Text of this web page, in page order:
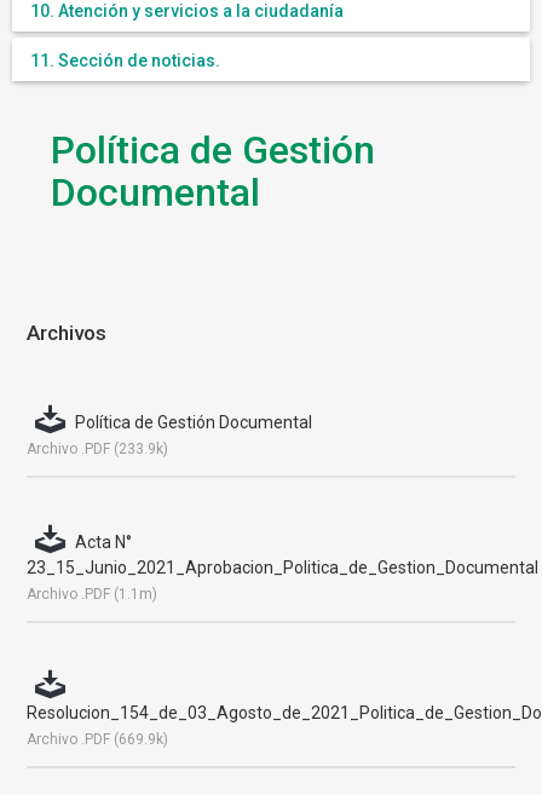
10. Atención y servicios a la ciudadanía
11. Sección de noticias.
Política de Gestión
Documental
Archivos
Política de Gestión Documental
Archivo .PDF (233.9k)
Acta N°
23_15_Junio_2021_Aprobacion_Politica_de_Gestion_Documental
Archivo .PDF (1.1m)
Archivo .PDF (669.9k)